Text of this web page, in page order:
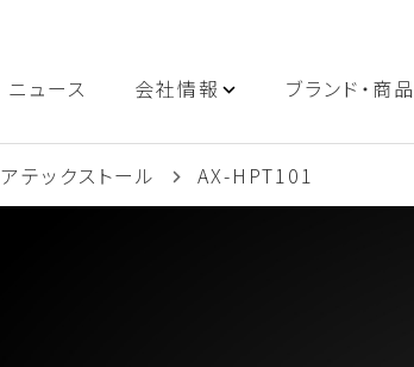
ニュース 会社情報 ブランド・商品
アテックストール AX-HPT101